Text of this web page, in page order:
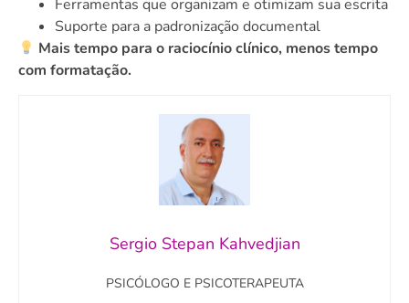
Ferramentas que organizam e otimizam sua escrita
Suporte para a padronização documental
Mais tempo para o raciocínio clínico, menos tempo
com formatação.
Sergio Stepan Kahvedjian
PSICÓLOGO E PSICOTERAPEUTA